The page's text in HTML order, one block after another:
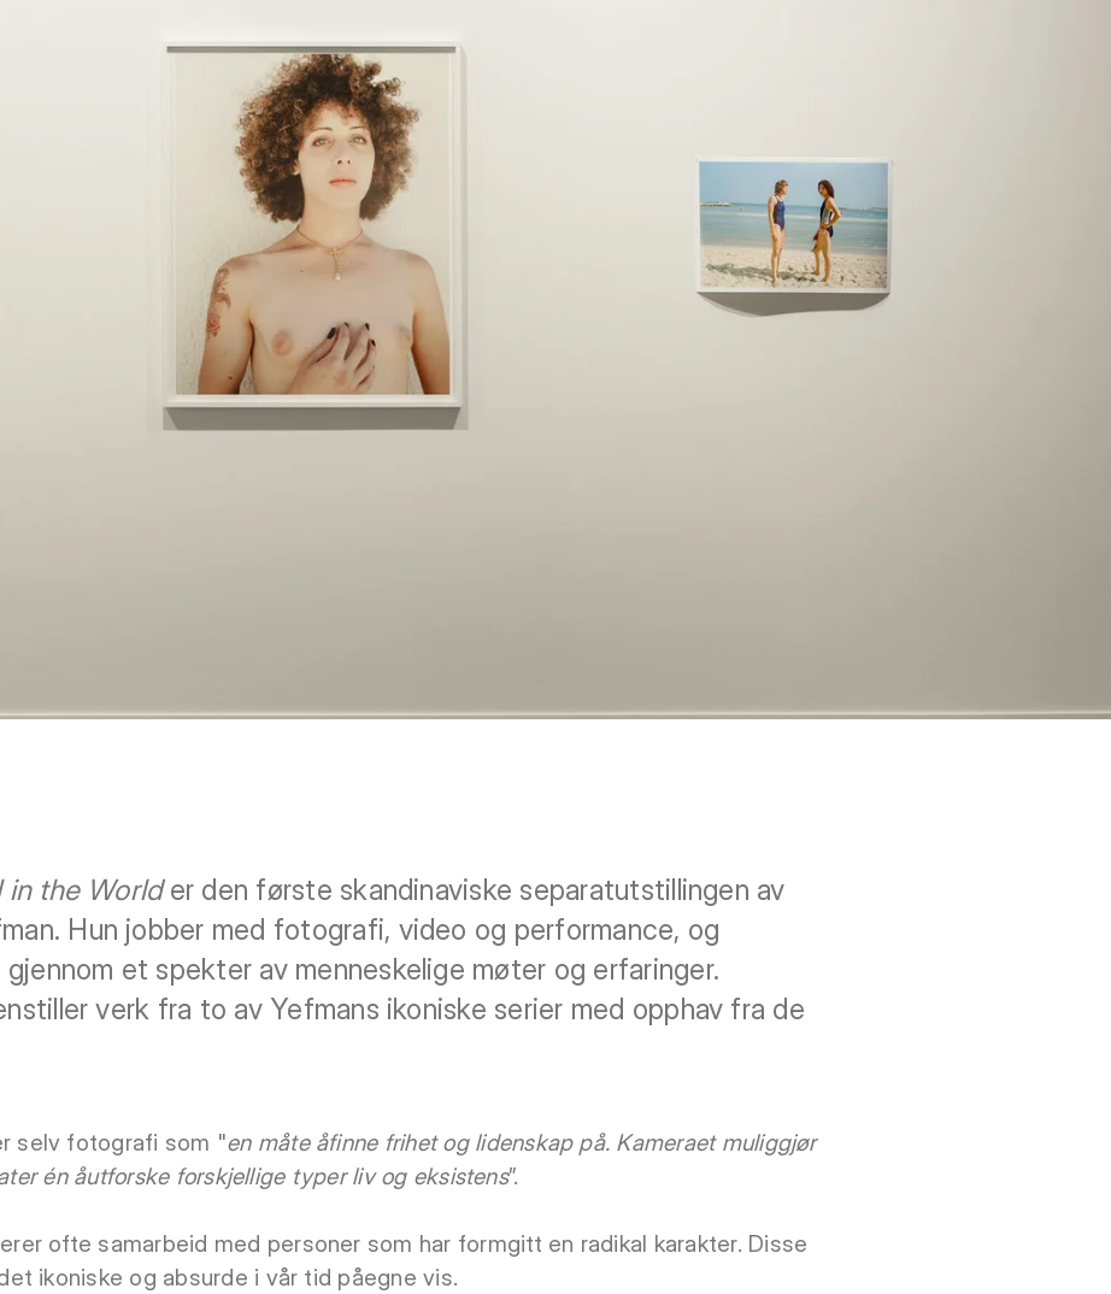
in the Worlder den første skandinaviske separatutstillingen av
Hun jobber med fotografi, video og performance, og
et spekter av menneskelige møter og erfaringer.
verk fra to av Yefmans ikoniske serier med opphav fra de
selv fotografi som "en måte åfinne frihet og lidenskap på. Kameraet muliggjør
én åutforske forskjellige typer liv og eksistens”.
ofte samarbeid med personer som har formgitt en radikal karakter. Disse
ikoniske og absurde i vår tid påegne vis.